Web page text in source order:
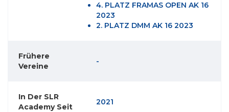
4. PLATZ FRAMAS OPEN AK 16
2023
2. PLATZ DMM AK 16 2023
Frühere
Vereine
-
In Der SLR
Academy Seit
2021